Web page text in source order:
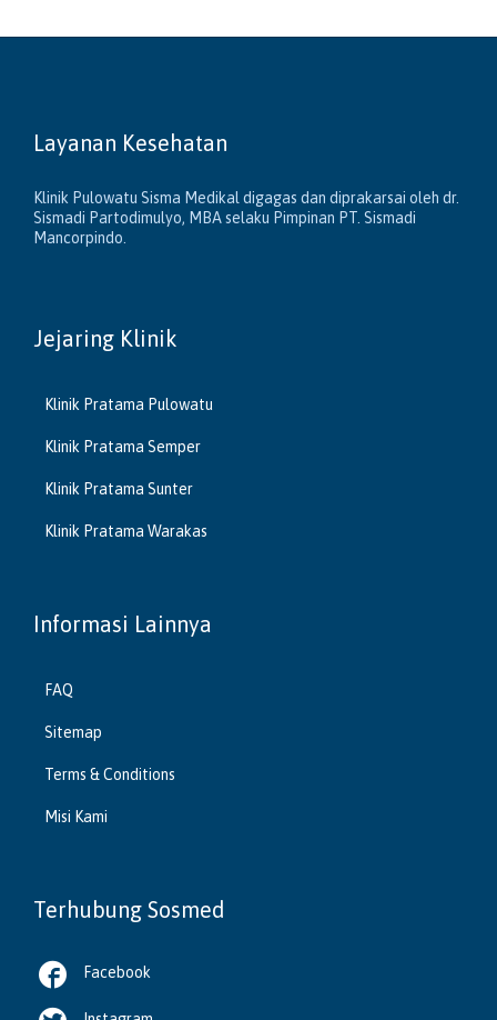
Layanan Kesehatan
Klinik Pulowatu Sisma Medikal digagas dan diprakarsai oleh dr.
Sismadi Partodimulyo, MBA selaku Pimpinan PT. Sismadi
Mancorpindo.
Jejaring Klinik
Klinik Pratama Pulowatu
Klinik Pratama Semper
Klinik Pratama Sunter
Klinik Pratama Warakas
Informasi Lainnya
FAQ
Sitemap
Terms & Conditions
Misi Kami
Terhubung Sosmed
 Facebook